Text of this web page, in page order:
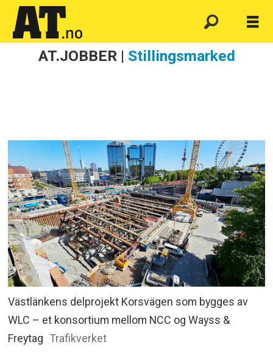
AT.JOBBER | Stillingsmarked
Västlänkens delprojekt Korsvägen som bygges av
WLC – et konsortium mellom NCC og Wayss &
Freytag Trafikverket